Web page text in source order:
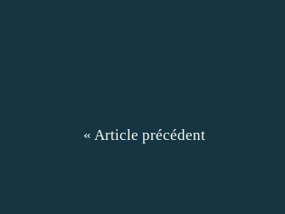
« Article précédent